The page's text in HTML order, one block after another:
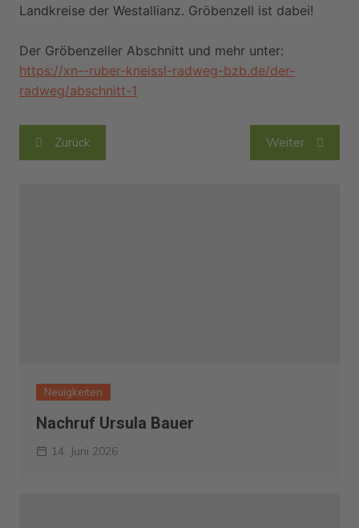
Landkreise der Westallianz. Gröbenzell ist dabei!
Der Gröbenzeller Abschnitt und mehr unter:
https://xn--ruber-kneissl-radweg-bzb.de/der-
radweg/abschnitt-1
Beitragsnavigation
Zurück Weiter
Neuigkeiten
Nachruf Ursula Bauer
14. Juni 2026